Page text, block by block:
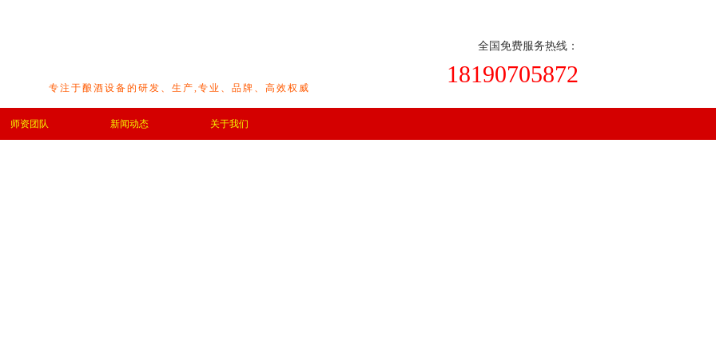
专注于酿酒设备的研发、生产,专业、品牌、高效权威
全国免费服务热线：
18190705872
师资团队 新闻动态 关于我们